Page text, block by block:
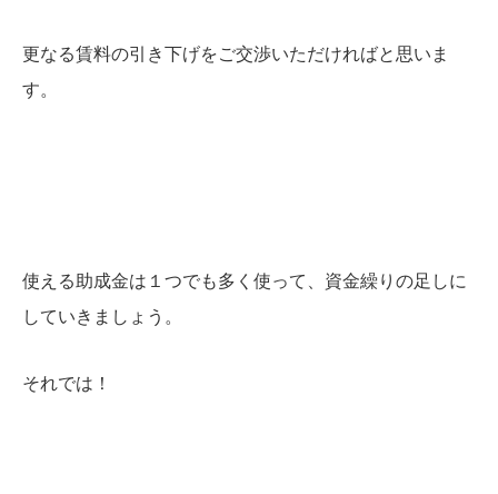
更なる賃料の引き下げをご交渉いただければと思いま
す。
使える助成金は１つでも多く使って、資金繰りの足しに
していきましょう。
それでは！